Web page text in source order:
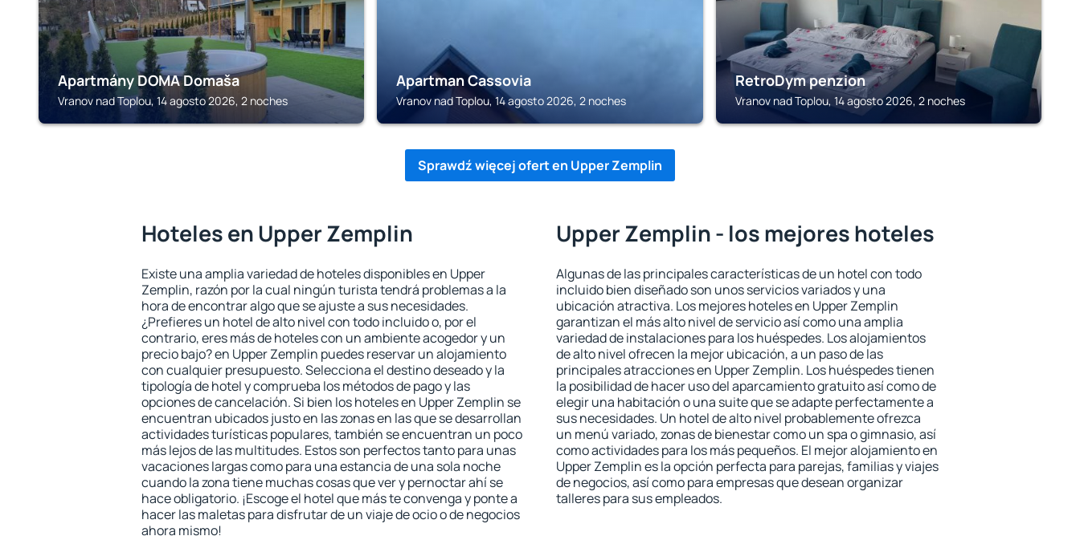
Apartmány DOMA Domaša
Vranov nad Toplou, 14 agosto 2026, 2 noches
Apartman Cassovia
Vranov nad Toplou, 14 agosto 2026, 2 noches
RetroDym penzion
Vranov nad Toplou, 14 agosto 2026, 2 noches
Sprawdź więcej ofert en Upper Zemplin
Hoteles en Upper Zemplin
Existe una amplia variedad de hoteles disponibles en Upper
Zemplin, razón por la cual ningún turista tendrá problemas a la
hora de encontrar algo que se ajuste a sus necesidades.
¿Prefieres un hotel de alto nivel con todo incluido o, por el
contrario, eres más de hoteles con un ambiente acogedor y un
precio bajo? en Upper Zemplin puedes reservar un alojamiento
con cualquier presupuesto. Selecciona el destino deseado y la
tipología de hotel y comprueba los métodos de pago y las
opciones de cancelación. Si bien los hoteles en Upper Zemplin se
encuentran ubicados justo en las zonas en las que se desarrollan
actividades turísticas populares, también se encuentran un poco
más lejos de las multitudes. Estos son perfectos tanto para unas
vacaciones largas como para una estancia de una sola noche
cuando la zona tiene muchas cosas que ver y pernoctar ahí se
hace obligatorio. ¡Escoge el hotel que más te convenga y ponte a
hacer las maletas para disfrutar de un viaje de ocio o de negocios
ahora mismo!
Upper Zemplin - los mejores hoteles
Algunas de las principales características de un hotel con todo
incluido bien diseñado son unos servicios variados y una
ubicación atractiva. Los mejores hoteles en Upper Zemplin
garantizan el más alto nivel de servicio así como una amplia
variedad de instalaciones para los huéspedes. Los alojamientos
de alto nivel ofrecen la mejor ubicación, a un paso de las
principales atracciones en Upper Zemplin. Los huéspedes tienen
la posibilidad de hacer uso del aparcamiento gratuito así como de
elegir una habitación o una suite que se adapte perfectamente a
sus necesidades. Un hotel de alto nivel probablemente ofrezca
un menú variado, zonas de bienestar como un spa o gimnasio, así
como actividades para los más pequeños. El mejor alojamiento en
Upper Zemplin es la opción perfecta para parejas, familias y viajes
de negocios, así como para empresas que desean organizar
talleres para sus empleados.